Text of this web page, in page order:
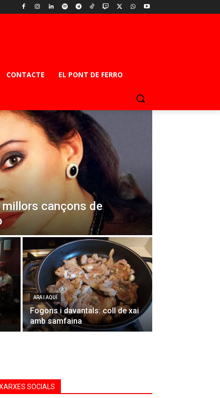
CONTACTE EL PONT DE FERRO
millors cançons de
ARA I AQUÍ
Fogons i davantals: coll de xai
amb samfaina
SOCIALS